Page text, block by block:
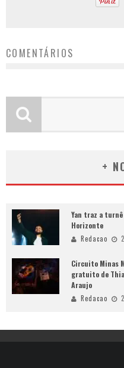
COMENTÁRIOS
+
Yan traz a turnê
Horizonte
Redacao
Circuito Minas
gratuito de
Araujo
Redacao